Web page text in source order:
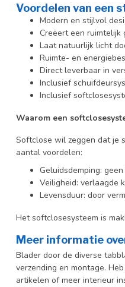
Voordelen van een
Modern en stijlvol
Creëert een ruimtelijk
Laat natuurlijk licht
Ruimte- en
Direct leverbaar in
Inclusief
Inclusief
Waarom een
Softclose wil zeggen dat je
aantal voordelen:
Geluidsdemping:
Veiligheid: verlaagde
Levensduur: door
Het softclosesysteem is
Meer informatie
Blader door de diverse
verzending en montage.
artikelen of meer interieur